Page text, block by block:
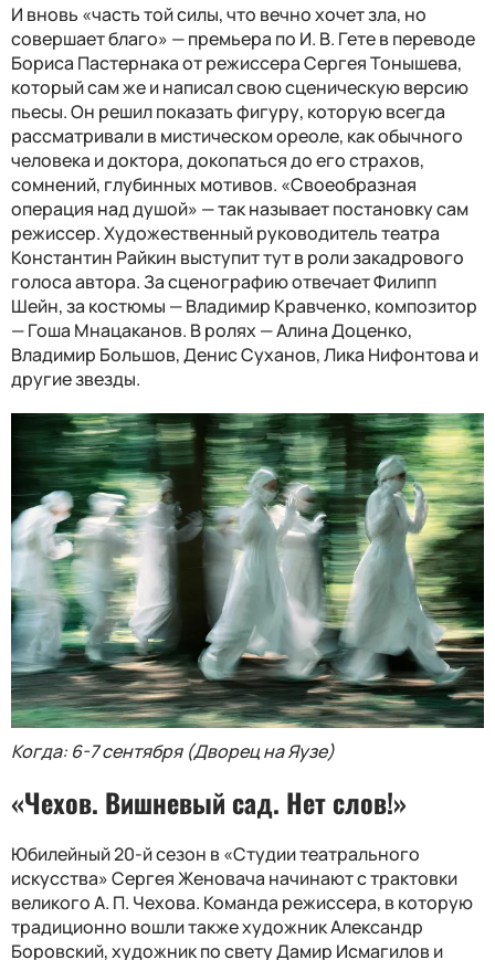
И вновь «часть той силы, что вечно хочет зла, но
совершает благо» — премьера по И. В. Гете в переводе
Бориса Пастернака от режиссера Сергея Тонышева,
который сам же и написал свою сценическую версию
пьесы. Он решил показать фигуру, которую всегда
рассматривали в мистическом ореоле, как обычного
человека и доктора, докопаться до его страхов,
сомнений, глубинных мотивов. «Своеобразная
операция над душой» — так называет постановку сам
режиссер. Художественный руководитель театра
Константин Райкин выступит тут в роли закадрового
голоса автора. За сценографию отвечает Филипп
Шейн, за костюмы — Владимир Кравченко, композитор
— Гоша Мнацаканов. В ролях — Алина Доценко,
Владимир Большов, Денис Суханов, Лика Нифонтова и
другие звезды.
Когда: 6-7 сентября (Дворец на Яузе)
«Чехов. Вишневый сад. Нет слов!»
Юбилейный 20-й сезон в «Студии театрального
искусства» Сергея Женовача начинают с трактовки
великого А. П. Чехова. Команда режиссера, в которую
традиционно вошли также художник Александр
Боровский, художник по свету Дамир Исмагилов и